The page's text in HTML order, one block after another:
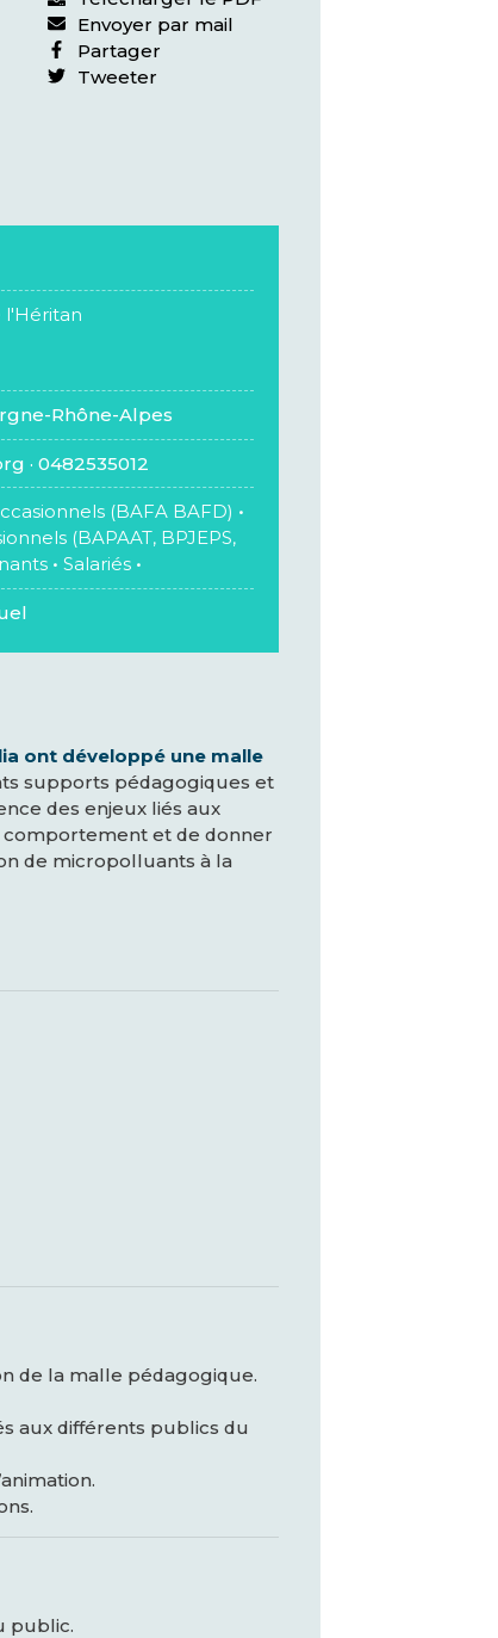
Envoyer par mail
Partager
Tweeter
l'Héritan
Rhône-Alpes
·0482535012
(BAFA BAFD) •
(BAPAAT, BPJEPS,
•Salariés •
ont développé une malle
supports pédagogiques et
des enjeux liés aux
comportement et de donner
de micropolluants à la
de la malle pédagogique.
aux différents publics du
public.